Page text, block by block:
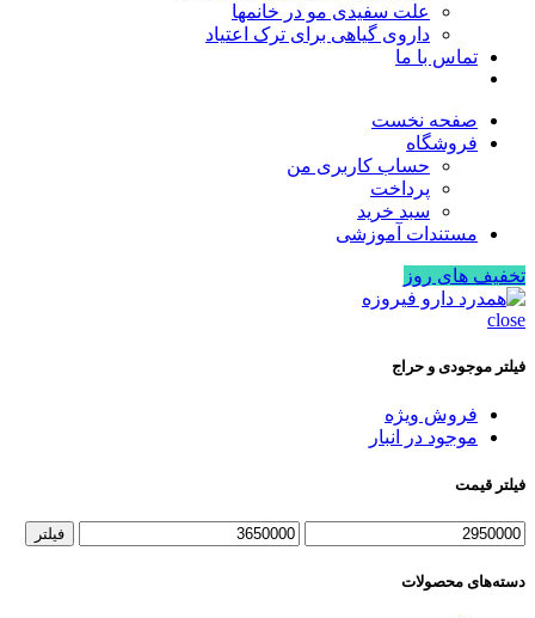
علت سفیدی مو در خانمها
داروی گیاهی برای ترک اعتیاد
تماس با ما
صفحه نخست
فروشگاه
حساب کاربری من
پرداخت
سبد خرید
مستندات آموزشی
تخفیف های روز
close
فیلتر موجودی و حراج
فروش ویژه
موجود در انبار
فیلتر قیمت
حداقل
حداکثر
فیلتر
دسته‌های محصولات